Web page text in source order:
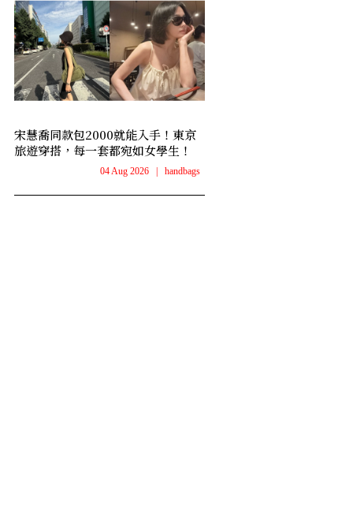
宋慧喬同款包2000就能入手！東京
旅遊穿搭，每一套都宛如女學生！
04 Aug 2026 handbags